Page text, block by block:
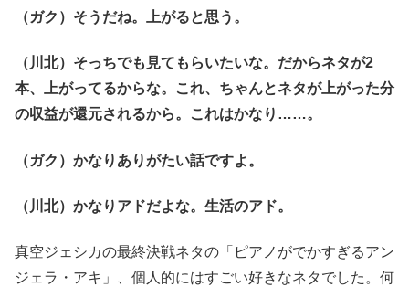
（ガク）そうだね。上がると思う。
（川北）そっちでも見てもらいたいな。だからネタが2
本、上がってるからな。これ、ちゃんとネタが上がった分
の収益が還元されるから。これはかなり……。
（ガク）かなりありがたい話ですよ。
（川北）かなりアドだよな。生活のアド。
真空ジェシカの最終決戦ネタの「ピアノがでかすぎるアン
ジェラ・アキ」、個人的にはすごい好きなネタでした。何